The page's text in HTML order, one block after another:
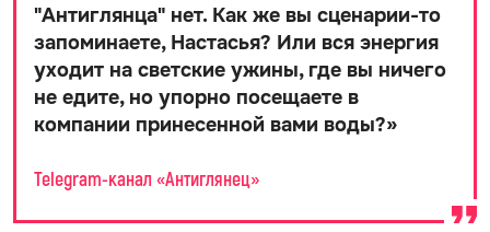
"Антиглянца" нет. Как же вы сценарии-то
запоминаете, Настасья? Или вся энергия
уходит на светские ужины, где вы ничего
не едите, но упорно посещаете в
компании принесенной вами воды?»
Telegram-канал «Антиглянец»